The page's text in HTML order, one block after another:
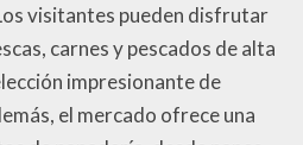
visitantes pueden disfrutar
carnes y pescados de alta
impresionante de
el mercado ofrece una